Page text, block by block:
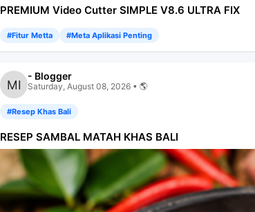
PREMIUM Video Cutter SIMPLE V8.6 ULTRA FIX
#Fitur Metta #Meta Aplikasi Penting
- Blogger
Saturday, August 08, 2026 • 🌎
#Resep Khas Bali
RESEP SAMBAL MATAH KHAS BALI